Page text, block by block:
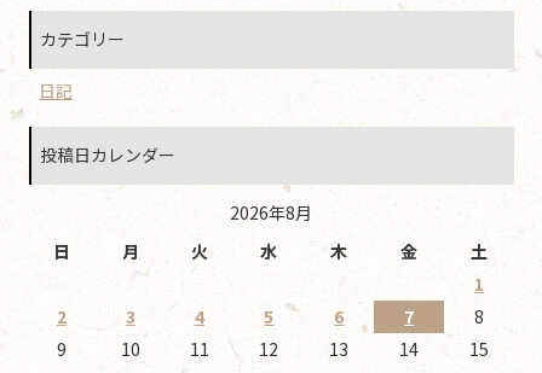
カテゴリー
日記
投稿日カレンダー
2026年8月
日
月 火 水 木 金
土
1
2
3 4 5 6 7
8
9
10 11 12 13 14
15